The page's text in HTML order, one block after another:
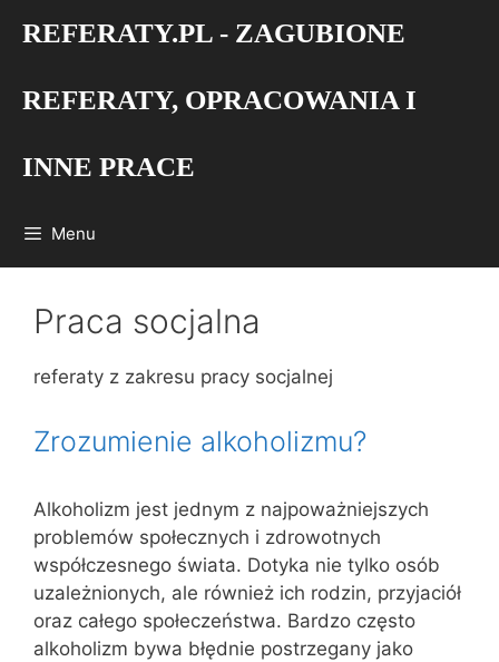
REFERATY.PL - ZAGUBIONE
REFERATY, OPRACOWANIA I
INNE PRACE
Menu
Praca socjalna
referaty z zakresu pracy socjalnej
Zrozumienie alkoholizmu?
Alkoholizm jest jednym z najpoważniejszych
problemów społecznych i zdrowotnych
współczesnego świata. Dotyka nie tylko osób
uzależnionych, ale również ich rodzin, przyjaciół
oraz całego społeczeństwa. Bardzo często
alkoholizm bywa błędnie postrzegany jako